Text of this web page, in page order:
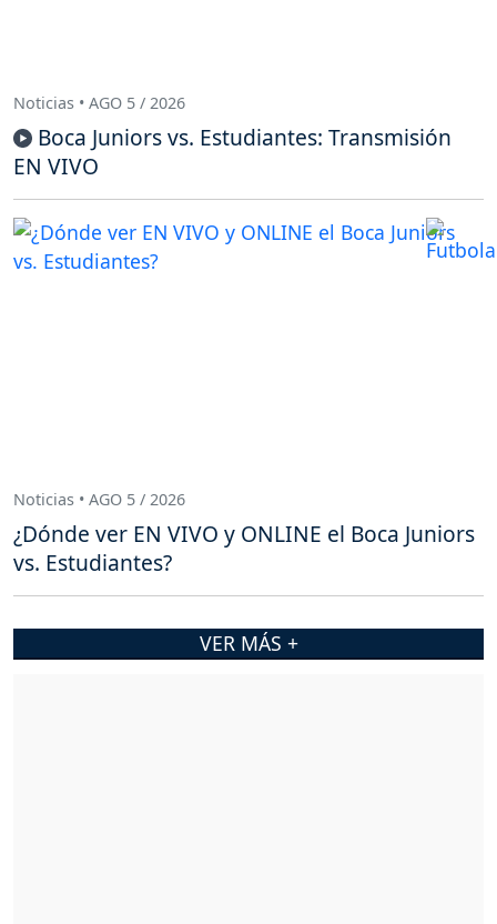
Noticias • AGO 5 / 2026
Boca Juniors vs. Estudiantes: Transmisión
EN VIVO
Noticias • AGO 5 / 2026
¿Dónde ver EN VIVO y ONLINE el Boca Juniors
vs. Estudiantes?
VER MÁS +